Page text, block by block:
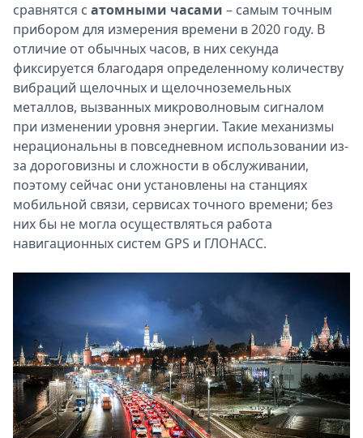
сравнятся с атомными часами – самым точным
прибором для измерения времени в 2020 году. В
отличие от обычных часов, в них секунда
фиксируется благодаря определенному количеству
вибраций щелочных и щелочноземельных
металлов, вызванных микроволновым сигналом
при изменении уровня энергии. Такие механизмы
нерациональны в повседневном использовании из-
за дороговизны и сложности в обслуживании,
поэтому сейчас они установлены на станциях
мобильной связи, сервисах точного времени; без
них бы не могла осуществляться работа
навигационных систем GPS и ГЛОНАСС.